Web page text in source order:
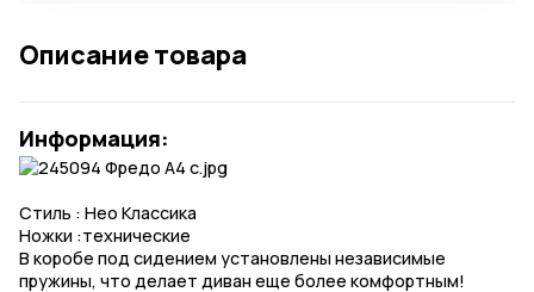
Описание товара
Информация:
Стиль : Нео Классика
Ножки :технические
В коробе под сидением установлены независимые
пружины, что делает диван еще более комфортным!